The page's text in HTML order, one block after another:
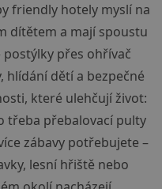
friendly hotely myslí na
dítětem a mají spoustu
přes ohřívač
hlídání dětí a bezpečné
které ulehčují život:
třeba přebalovací pulty
zábavy potřebujete –
lesní hřiště nebo